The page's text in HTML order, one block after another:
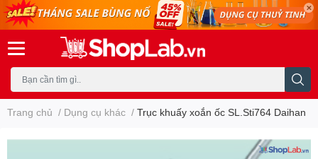
Trang chủ / Dụng cụ khác / Trục khuấy xoắn ốc SL.Sti764 Daihan